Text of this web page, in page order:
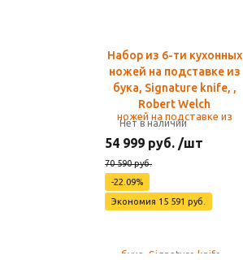
Набор из 6-ти кухонных
ножей на подставке из
бука, Signature knife, ,
Robert Welch
Нет в наличии
54 999 руб. /шт
70 590 руб.
-22.09%
Экономия 15 591 руб.